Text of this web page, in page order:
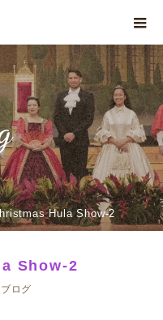
Hula Show-2
Show-2
ブログ